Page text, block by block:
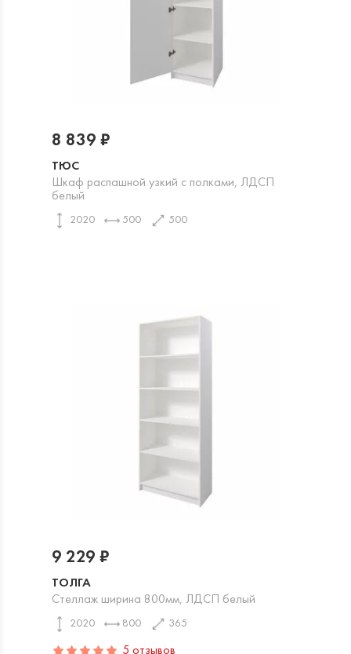
ТЮС
Шкаф распашной узкий с полками, ЛДСП
белый
2020 500 500
8 839 ₽
ТОЛГА
Стеллаж ширина 800мм, ЛДСП белый
2020 800 365
9 229 ₽
5 отзывов